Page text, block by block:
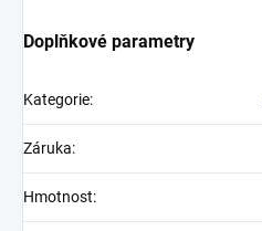
Doplňkové parametry
Kategorie:
Záruka:
Hmotnost: